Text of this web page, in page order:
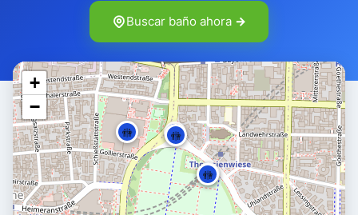
Buscar baño ahora →
🚻
🚻
🚻
🚻
🚻
+
−